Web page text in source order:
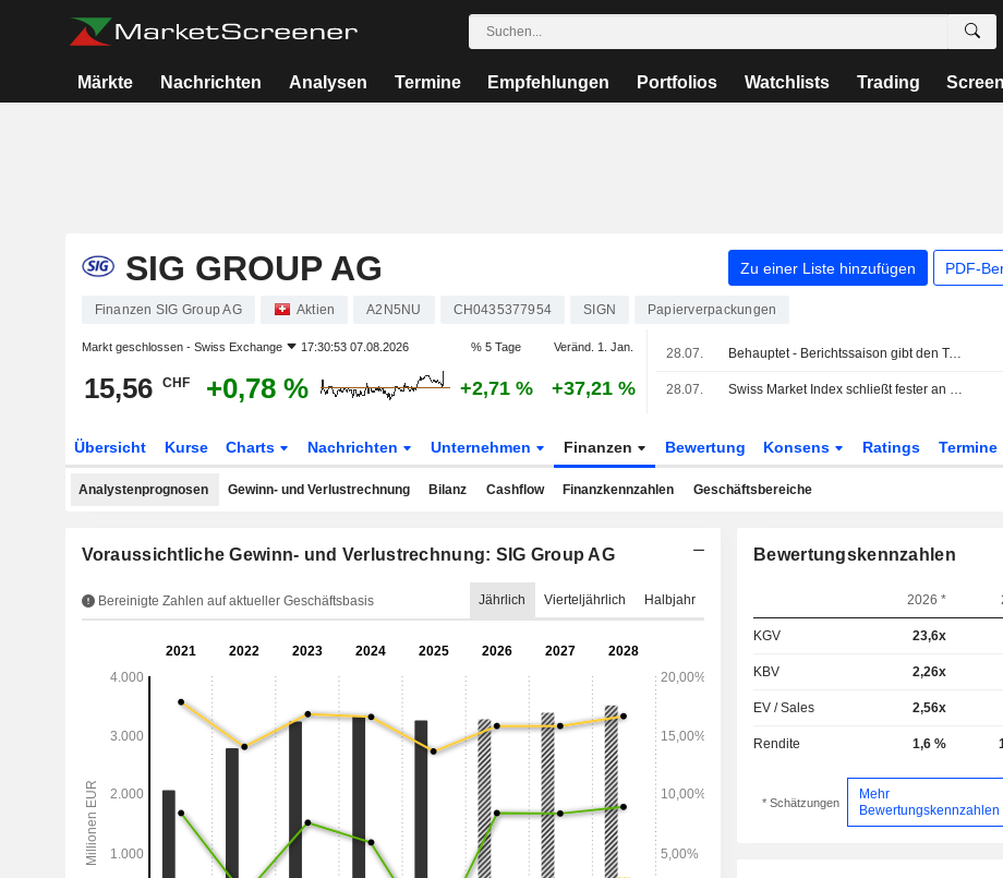
Märkte Nachrichten Analysen Termine Empfehlungen Portfolios Watchlists Trading
SIG GROUP AG Zu einer Liste hinzufügen PDF-
Finanzen SIG Group AG Aktien A2N5NU CH0435377954 SIGN Papierverpackungen
Markt geschlossen - Swiss Exchange 17:30:53 07.08.2026 % 5 Tage Veränd. 1. Jan.
15,56 CHF +0,78 % +2,71 % +37,21 %
28.07. Behauptet - Berichtssaison gibt den Takt vor
28.07. Swiss Market Index schließt fester an einem ereignisreichen Tag der Berichtssaison
Übersicht Kurse Charts Nachrichten Unternehmen Finanzen Bewertung Konsens Ratings Termine
Analystenprognosen Gewinn- und Verlustrechnung Bilanz Cashflow Finanzkennzahlen Geschäftsbereiche
Voraussichtliche Gewinn- und Verlustrechnung: SIG Group AG
Bereinigte Zahlen auf aktueller Geschäftsbasis Jährlich Vierteljährlich Halbjahr
Bewertungskennzahlen
2026 *
KGV 23,6x
KBV 2,26x
EV / Sales 2,56x
Rendite 1,6 %
* Schätzungen
Mehr
Bewertungskennzahlen